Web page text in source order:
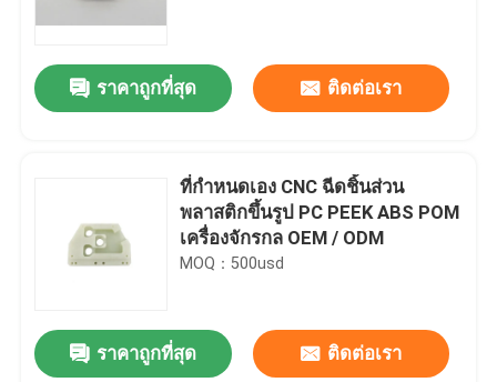
ราคาถูกที่สุด ติดต่อเรา
ที่กำหนดเอง CNC ฉีดชิ้นส่วน
พลาสติกขึ้นรูป PC PEEK ABS POM
เครื่องจักรกล OEM / ODM
MOQ：500usd
ราคาถูกที่สุด ติดต่อเรา